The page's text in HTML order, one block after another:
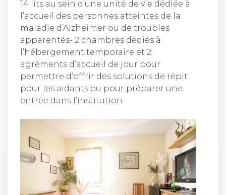
14 lits au sein d’une unité de vie dédiée à
l’accueil des personnes atteintes de la
maladie d’Alzheimer ou de troubles
apparentés- 2 chambres dédiés à
l’hébergement temporaire et 2
agréments d’accueil de jour pour
permettre d’offrir des solutions de répit
pour les aidants ou pour préparer une
entrée dans l’institution.